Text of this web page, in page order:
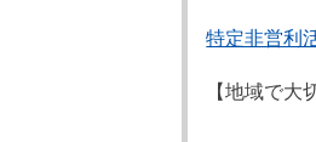
特定非営利
【地域で